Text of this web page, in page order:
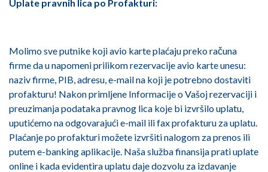
Uplate pravnih lica po Profakturi:
Molimo sve putnike koji avio karte plaćaju preko računa
firme da u napomeni prilikom rezervacije avio karte unesu:
naziv firme, PIB, adresu, e-mail na koji je potrebno dostaviti
profakturu! Nakon primljene Informacije o Vašoj rezervaciji i
preuzimanja podataka pravnog lica koje bi izvršilo uplatu,
uputićemo na odgovarajući e-mail ili fax profakturu za uplatu.
Plaćanje po profakturi možete izvršiti nalogom za prenos ili
putem e-banking aplikacije. Naša služba finansija prati uplate
online i kada evidentira uplatu daje dozvolu za izdavanje